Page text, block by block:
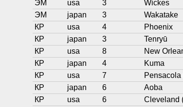
ЭМ
usa 3 Wickes
ЭМ
japan 3 Wakatake
КР
usa 4 Phoenix
КР
japan 3 Tenryū
КР
usa 8 New
КР
japan 4 Kuma
КР
usa 7 Pensacola
КР
japan 6 Aoba
КР
usa 6 Cleveland